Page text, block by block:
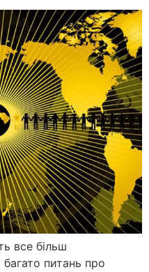
все більш
питань про